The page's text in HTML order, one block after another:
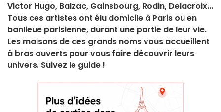
Victor Hugo, Balzac, Gainsbourg, Rodin, Delacroix...
Tous ces artistes ont élu domicile à Paris ou en
banlieue parisienne, durant une partie de leur vie.
Les maisons de ces grands noms vous accueillent
à bras ouverts pour vous faire découvrir leurs
univers. Suivez le guide !